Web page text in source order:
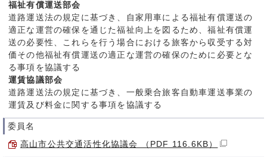
福祉有償運送部会
道路運送法の規定に基づき、自家用車による福祉有償運送の
適正な運営の確保を通じた福祉向上を図るため、福祉有償運
送の必要性、これらを行う場合における旅客から収受する対
価その他福祉有償運送の適正な運営の確保のために必要とな
る事項を協議する
運賃協議部会
道路運送法の規定に基づき、一般乗合旅客自動車運送事業の
運賃及び料金に関する事項を協議する
委員名
高山市公共交通活性化協議会 （PDF 116.6KB）